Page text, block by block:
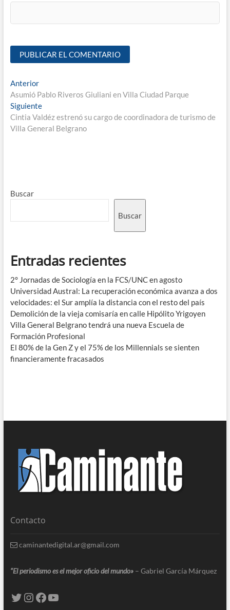
Anterior
Asumió Pablo Riveros Giuliani en Villa Ciudad Parque
Siguiente
Cintia Valdéz estrenó su cargo de coordinadora de turismo de
Villa General Belgrano
Buscar
Buscar
Entradas recientes
2° Jornadas de Sociología en la FCS/UNC en agosto
Universidad Austral: La recuperación económica avanza a dos
velocidades: el Sur amplía la distancia con el resto del país
Demolición de la vieja comisaría en calle Hipólito Yrigoyen
Villa General Belgrano tendrá una nueva Escuela de
Formación Profesional
El 80% de la Gen Z y el 75% de los Millennials se sienten
financieramente fracasados
Contacto
caminantedigital.ar@gmail.com
“El periodismo es el mejor oficio del mundo» – Gabriel García Márquez